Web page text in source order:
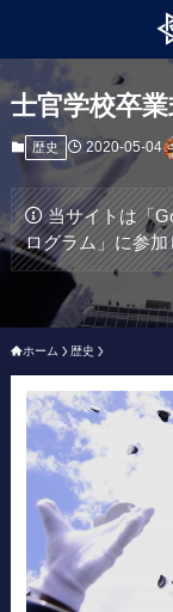
士官学校卒
歴史 2020-05-04
当サイトは「
ログラム」に参加
ホーム 歴史